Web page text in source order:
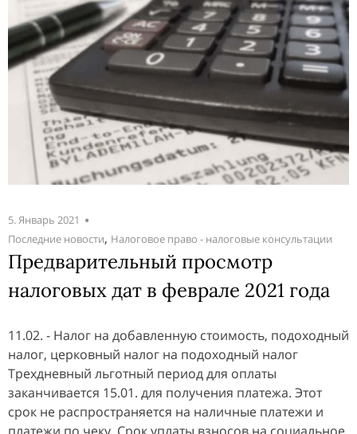
5. Январь 2021
Последние новости, Налоговое право - налоговые консультации
Предварительный просмотр
налоговых дат в феврале 2021 года
11.02. - Налог на добавленную стоимость, подоходный
налог, церковный налог на подоходный налог
Трехдневный льготный период для оплаты
заканчивается 15.01. для получения платежа. Этот
срок не распространяется на наличные платежи и